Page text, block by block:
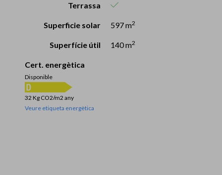
Terrassa
Superficie solar 597 m2
Superfície útil 140 m2
Cert. energètica
Disponible
32 Kg CO2/m2 any
Veure etiqueta energètica